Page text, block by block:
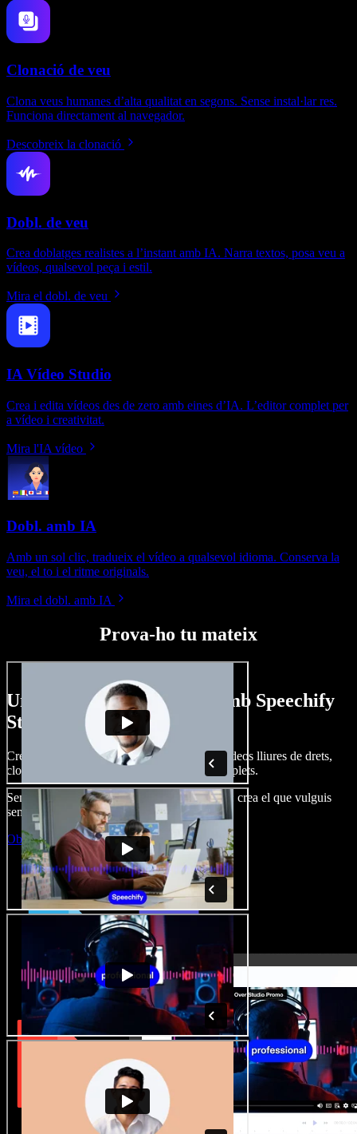
Clonació de veu
Clona veus humanes d’alta qualitat en segons. Sense instal·lar res.
Funciona directament al navegador.
Descobreix la clonació
Dobl. de veu
Crea doblatges realistes a l’instant amb IA. Narra textos, posa veu a
vídeos, qualsevol peça i estil.
Mira el dobl. de veu
IA Vídeo Studio
Crea i edita vídeos des de zero amb eines d’IA. L’editor complet per
a vídeo i creativitat.
Mira l'IA vídeo
Dobl. amb IA
Amb un sol clic, tradueix el vídeo a qualsevol idioma. Conserva la
veu, el to i el ritme originals.
Mira el dobl. amb IA
Prova-ho tu mateix
Un tastet del que pots fer amb Speechify
Studio.
Crea dobl. de veu, afegeix imatges, àudio, vídeos lliures de drets,
clona veus i munta projectes multimèdia complets.
Sense corba d’aprenentatge, tot al navegador: crea el que vulguis
sense els límits de sempre.
Obre l'Studio